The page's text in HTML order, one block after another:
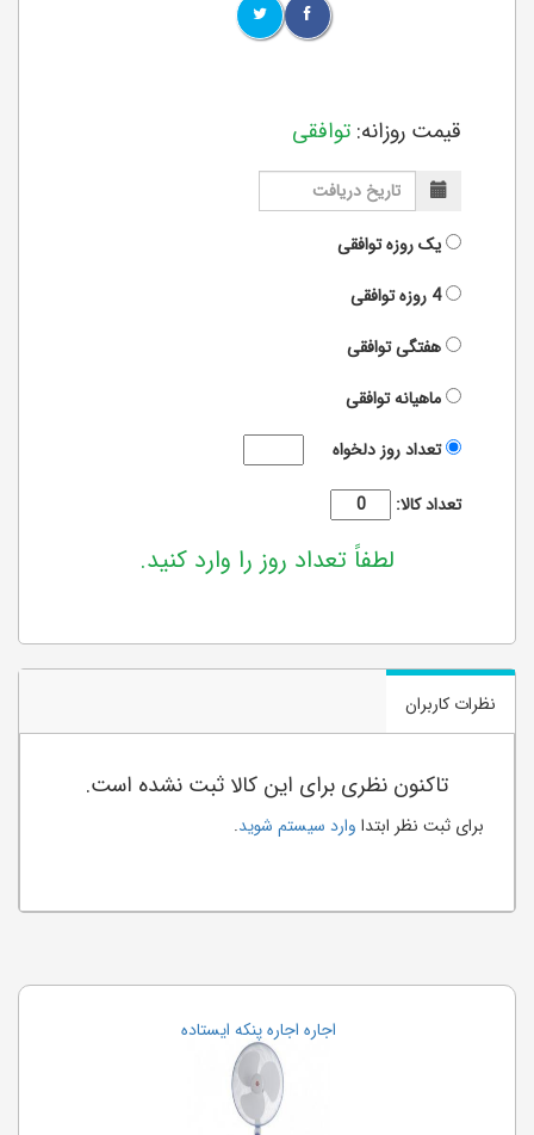
قیمت روزانه: توافقی
یک روزهتوافقی
4 روزه
توافقی
هفتگیتوافقی
ماهیانهتوافقی
تعداد روز دلخواه
تعداد کالا:
لطفاً تعداد روز را وارد کنید.
نظرات کاربران
تاکنون نظری برای این کالا ثبت نشده است.
برای ثبت نظر ابتدا وارد سیستم شوید.
اجاره اجاره پنکه ایستاده